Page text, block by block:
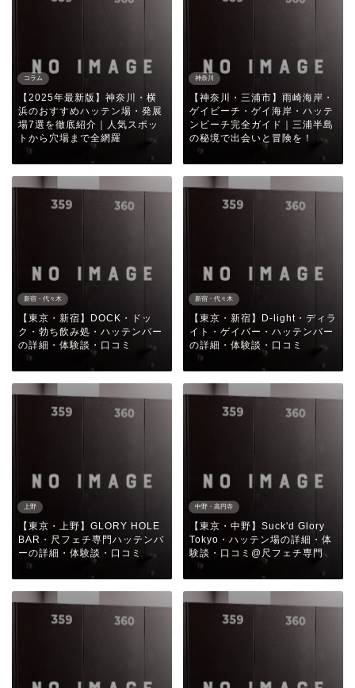
コラム
【2025年最新版】神奈川・横
浜のおすすめハッテン場・発展
場7選を徹底紹介｜人気スポッ
トから穴場まで全網羅
神奈川
【神奈川・三浦市】雨崎海岸・
ゲイビーチ・ゲイ海岸・ハッテ
ンビーチ完全ガイド｜三浦半島
の秘境で出会いと冒険を！
新宿・代々木
【東京・新宿】DOCK・ドッ
ク・勃ち飲み処・ハッテンバー
の詳細・体験談・口コミ
新宿・代々木
【東京・新宿】D-light・ディラ
イト・ゲイバー・ハッテンバー
の詳細・体験談・口コミ
上野
【東京・上野】GLORY HOLE
BAR・尺フェチ専門ハッテンバ
ーの詳細・体験談・口コミ
中野・高円寺
【東京・中野】Suck'd Glory
Tokyo・ハッテン場の詳細・体
験談・口コミ@尺フェチ専門